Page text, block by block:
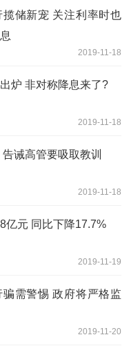
储新宠 关注利率时也
2019-11-18
炉 非对称降息来了?
2019-11-18
诫高管要吸取教训
2019-11-18
亿元 同比下降17.7%
2019-11-19
需警惕 政府将严格监
2019-11-20